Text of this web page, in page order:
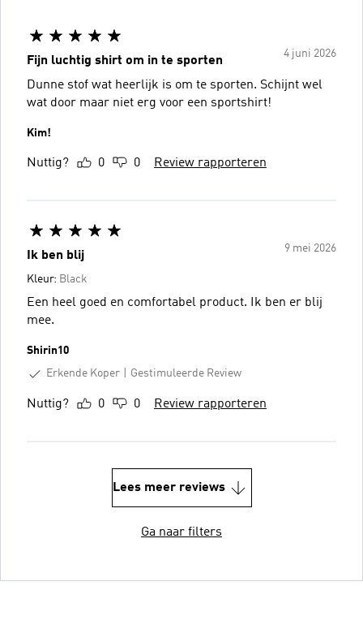
4 juni 2026
Fijn luchtig shirt om in te sporten
Dunne stof wat heerlijk is om te sporten. Schijnt wel
wat door maar niet erg voor een sportshirt!
Kim!
Nuttig? 0 0 Review rapporteren
9 mei 2026
Ik ben blij
Kleur: Black
Een heel goed en comfortabel product. Ik ben er blij
mee.
Shirin10
Erkende Koper
Gestimuleerde Review
Nuttig? 0 0 Review rapporteren
Lees meer reviews
Ga naar filters